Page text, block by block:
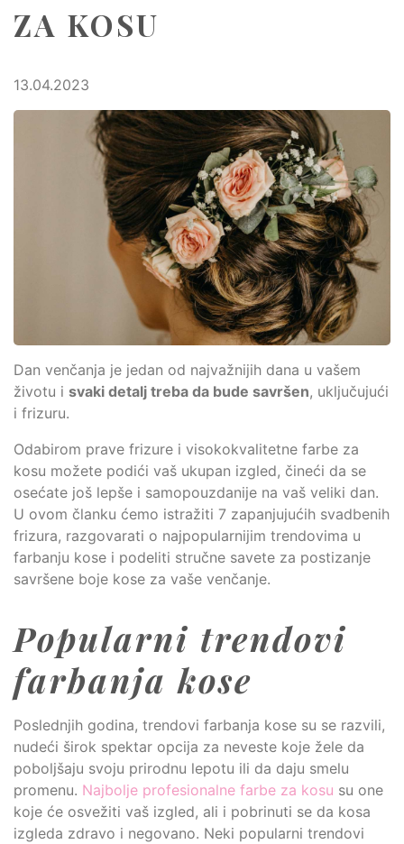
ZA KOSU
13.04.2023
Dan venčanja je jedan od najvažnijih dana u vašem
životu i svaki detalj treba da bude savršen, uključujući
i frizuru.
Odabirom prave frizure i visokokvalitetne farbe za
kosu možete podići vaš ukupan izgled, čineći da se
osećate još lepše i samopouzdanije na vaš veliki dan.
U ovom članku ćemo istražiti 7 zapanjujućih svadbenih
frizura, razgovarati o najpopularnijim trendovima u
farbanju kose i podeliti stručne savete za postizanje
savršene boje kose za vaše venčanje.
Popularni trendovi
farbanja kose
Poslednjih godina, trendovi farbanja kose su se razvili,
nudeći širok spektar opcija za neveste koje žele da
poboljšaju svoju prirodnu lepotu ili da daju smelu
promenu. Najbolje profesionalne farbe za kosu su one
koje će osvežiti vaš izgled, ali i pobrinuti se da kosa
izgleda zdravo i negovano. Neki popularni trendovi